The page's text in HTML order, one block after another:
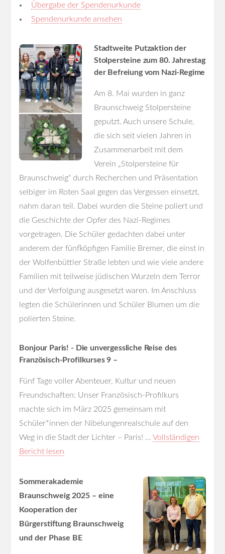
Übergabe der Spendenurkunde
Spendenurkunde ansehen
Stadtweite Putzaktion der
Stolpersteine zum 80. Jahrestag
der Befreiung vom Nazi-Regime
Am 8. Mai wurden in ganz
Braunschweig Stolpersteine
geputzt. Auch unsere Schule,
die sich seit vielen Jahren in
Zusammenarbeit mit dem
Verein „Stolpersteine für
Braunschweig“ durch Recherchen und Präsentation
selbiger im Roten Saal gegen das Vergessen einsetzt,
nahm daran teil. Dabei wurden die Steine poliert und
die Geschichte der Opfer des Nazi-Regimes
vorgetragen. Die Schüler gedachten dabei unter
anderem der fünfköpfigen Familie Bremer, die einst in
der Wolfenbüttler Straße lebten und wie viele andere
Familien mit teilweise jüdischen Wurzeln dem Terror
und der Verfolgung ausgesetzt waren. Im Anschluss
legten die Schülerinnen und Schüler Blumen um die
polierten Steine.
Bonjour Paris! - Die unvergessliche Reise des
Französisch-Profilkurses 9 –
Fünf Tage voller Abenteuer, Kultur und neuen
Freundschaften: Unser Französisch-Profilkurs
machte sich im März 2025 gemeinsam mit
Schüler*innen der Nibelungenrealschule auf den
Weg in die Stadt der Lichter – Paris! ...Vollständigen
Bericht lesen
Sommerakademie
Braunschweig 2025 – eine
Kooperation der
Bürgerstiftung Braunschweig
und der Phase BE